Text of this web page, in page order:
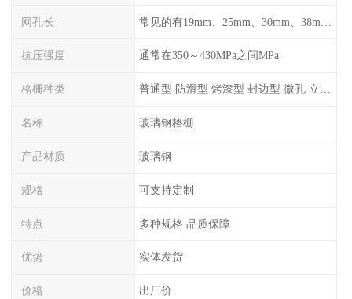
网孔长
抗压强度 通常在350～430MPa之间MPa
格栅种类 普通型 防滑型 ‌烤漆型 封边型 ‌微孔 立体 加砂覆面型 平面型
名称 玻璃钢格栅
产品材质 玻璃钢
规格 可支持定制
特点 多种规格 品质保障
优势 实体发货
价格 出厂价